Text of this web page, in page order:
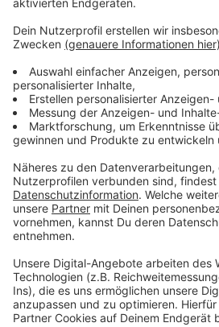
Ab morgen (16. Mai 2025) können
lang (bis zum 23. Mai) an der
unsere Stadt von
Ziel: Über 200.000 Kippen sammeln.
Anzeige
110.000 Zigaretten im
Anzeige
Am Ende der Woche kommen die
durchsichtigen Behälter auf der
vergangenen Jahr sind bei der
110.000 Zigaretten zusammen